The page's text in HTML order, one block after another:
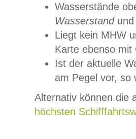
Wasserstände
Wasserstandund
Liegt kein MHW
Karte ebenso mit
Ist der aktuelle
am Pegel vor,
Alternativ können die
höchsten